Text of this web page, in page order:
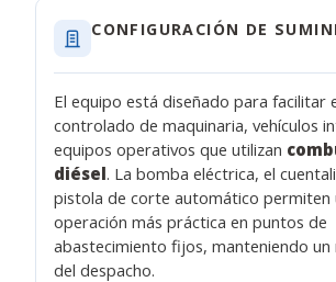
CONFIGURACIÓN DE
El equipo está diseñado para facilitar
controlado de maquinaria, vehículos
equipos operativos que utilizan
diésel. La bomba eléctrica, el
pistola de corte automático permiten
operación más práctica en puntos de
abastecimiento fijos, manteniendo
del despacho.